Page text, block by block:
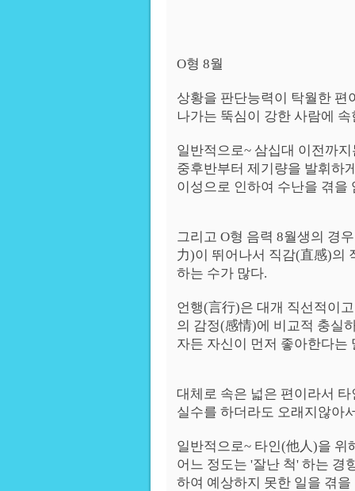
O형 8월
상황을 판단능력이 탁월한 편
나가는 뚝심이 강한 사람에
일반적으로~ 삼십대 이전까
중후반부터 제기량을 발휘하
이성으로 인하여 수난을 겪을
그리고 O형 음력 8월생의 경
力)이 뛰어나서 직감(直感)의
하는 수가 많다.
언행(言行)은 대개 직선적이
의 감정(感情)에 비교적 충실
자든 자신이 먼저 좋아한다는
대체로 속은 넓은 편이라서
실수를 하더라도 오래지않아
일반적으로~ 타인(他人)을 위
어느 정도는 '잘난 척' 하는 경
하여 예상하지 못한 일을 겪을